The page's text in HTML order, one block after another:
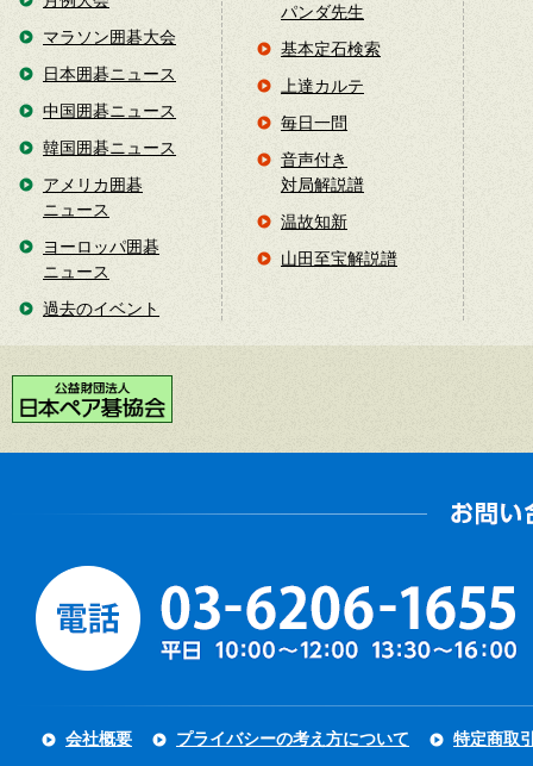
マラソン囲碁大会
日本囲碁ニュース
中国囲碁ニュース
韓国囲碁ニュース
アメリカ囲碁
ニュース
ヨーロッパ囲碁
ニュース
過去のイベント
パンダ先生
基本定石検索
上達カルテ
毎日一問
音声付き
対局解説譜
温故知新
山田至宝解説譜
会社概要 プライバシーの考え方について 特定商取